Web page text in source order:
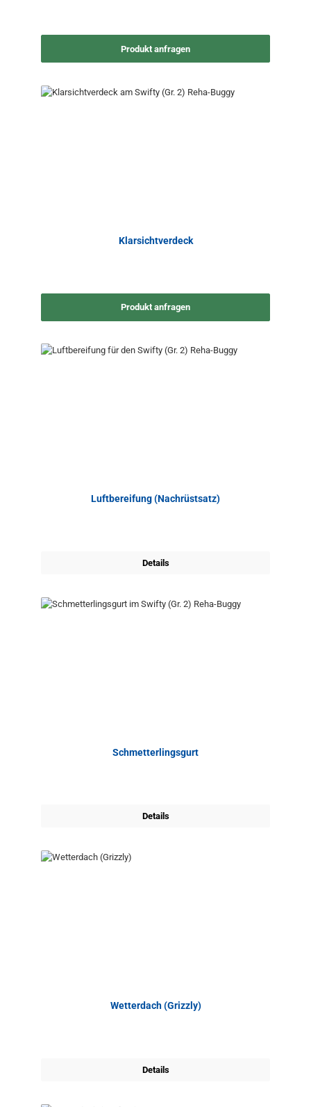
Produkt anfragen
Klarsichtverdeck
Produkt anfragen
Luftbereifung (Nachrüstsatz)
Details
Schmetterlingsgurt
Details
Wetterdach (Grizzly)
Details